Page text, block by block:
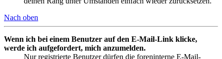
Nach oben
Wenn ich bei einem Benutzer auf den E-Mail-Link klicke,
werde ich aufgefordert, mich anzumelden.
Nur registrierte Benutzer dürfen die foreninterne E-Mail-